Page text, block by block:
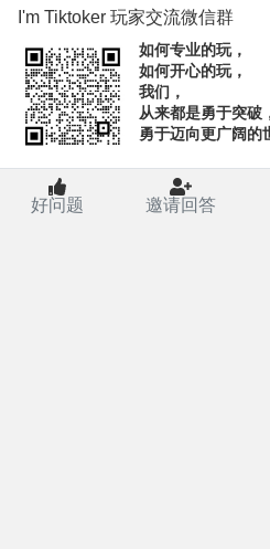
I'm Tiktoker 玩家交流微信群
如何专业的玩，
如何开心的玩，
我们，
从来都是勇于突破
勇于迈向更广阔的
好问题 邀请回答